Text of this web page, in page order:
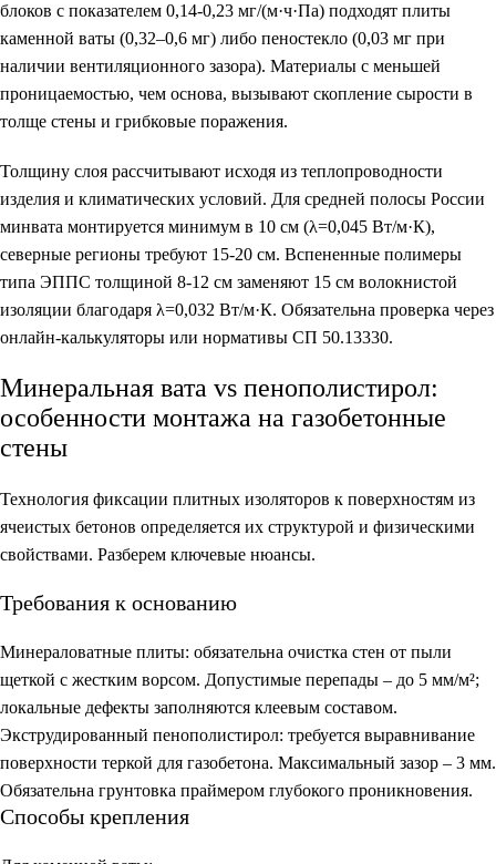
блоков с показателем 0,14-0,23 мг/(м·ч·Па) подходят плиты
каменной ваты (0,32–0,6 мг) либо пеностекло (0,03 мг при
наличии вентиляционного зазора). Материалы с меньшей
проницаемостью, чем основа, вызывают скопление сырости в
толще стены и грибковые поражения.
Толщину слоя рассчитывают исходя из теплопроводности
изделия и климатических условий. Для средней полосы России
минвата монтируется минимум в 10 см (λ=0,045 Вт/м·К),
северные регионы требуют 15-20 см. Вспененные полимеры
типа ЭППС толщиной 8-12 см заменяют 15 см волокнистой
изоляции благодаря λ=0,032 Вт/м·К. Обязательна проверка через
онлайн-калькуляторы или нормативы СП 50.13330.
Минеральная вата vs пенополистирол:
особенности монтажа на газобетонные
стены
Технология фиксации плитных изоляторов к поверхностям из
ячеистых бетонов определяется их структурой и физическими
свойствами. Разберем ключевые нюансы.
Требования к основанию
Минераловатные плиты: обязательна очистка стен от пыли
щеткой с жестким ворсом. Допустимые перепады – до 5 мм/м²;
локальные дефекты заполняются клеевым составом.
Экструдированный пенополистирол: требуется выравнивание
поверхности теркой для газобетона. Максимальный зазор – 3 мм.
Обязательна грунтовка праймером глубокого проникновения.
Способы крепления